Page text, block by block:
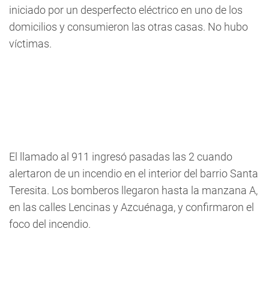
iniciado por un desperfecto eléctrico en uno de los
domicilios y consumieron las otras casas. No hubo
víctimas.
El llamado al 911 ingresó pasadas las 2 cuando
alertaron de un incendio en el interior del barrio Santa
Teresita. Los bomberos llegaron hasta la manzana A,
en las calles Lencinas y Azcuénaga, y confirmaron el
foco del incendio.